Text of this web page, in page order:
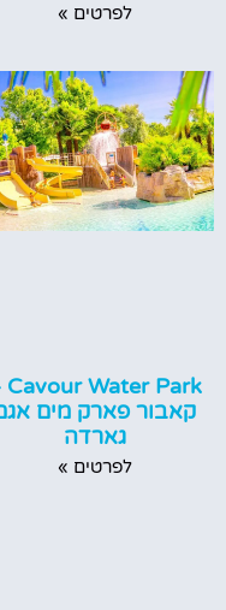
לפרטים »
–
קאבור פארק מים
גארדה
לפרטים »